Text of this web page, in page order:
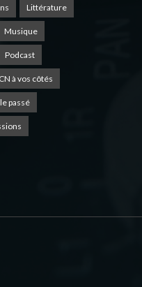
Littérature
Musique
Podcast
à vos côtés
passé